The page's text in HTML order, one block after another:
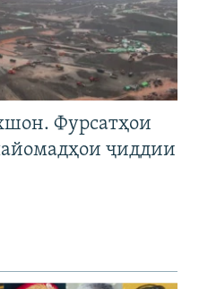
Фурсатҳои
ҷиддии